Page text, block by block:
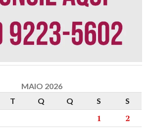
MAIO 2026
T Q Q S S
1
2